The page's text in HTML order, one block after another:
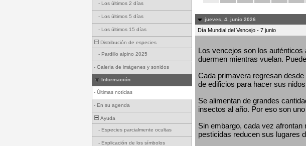
- Los últimos 2 días
- Los últimos 5 días
- Los últimos 15 días
Distribución de especies
- Pardillo alpino 2025
- Galería de imágenes y sonidos
Información
- Últimas noticias
- En su agenda
Ayuda
- Especies parcialmente ocultas
- Explicación de los símbolos
jueves, 4. junio 2026
Día Mundial del Vencejo - 7 junio
Los vencejos son los
duermen mientras vuelan.
Cada primavera regresan
de edificios para hacer sus
Se alimentan de grandes
insectos al año. Por eso son
Sin embargo, cada vez
pesticidas reducen sus lugares